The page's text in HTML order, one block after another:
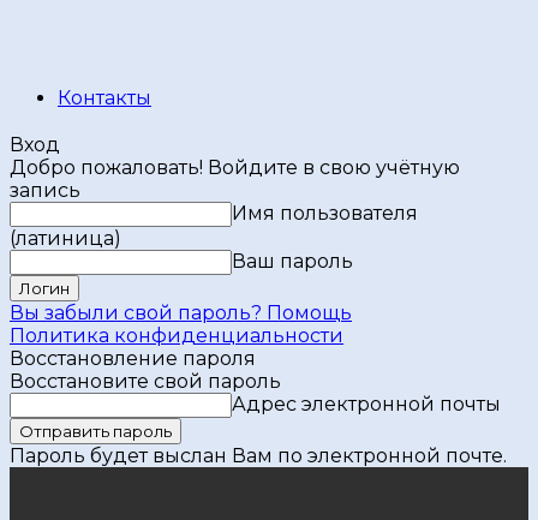
Контакты
Вход
Добро пожаловать! Войдите в свою учётную
запись
Имя пользователя
(латиница)
Ваш пароль
Вы забыли свой пароль? Помощь
Политика конфиденциальности
Восстановление пароля
Восстановите свой пароль
Адрес электронной почты
Пароль будет выслан Вам по электронной почте.